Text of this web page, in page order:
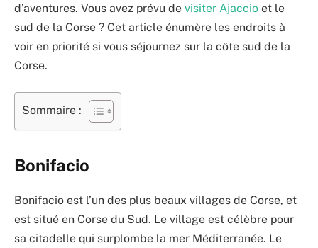
d’aventures. Vous avez prévu de visiter Ajaccio et le
sud de la Corse ? Cet article énumère les endroits à
voir en priorité si vous séjournez sur la côte sud de la
Corse.
Sommaire :
Bonifacio
Bonifacio est l’un des plus beaux villages de Corse, et
est situé en Corse du Sud. Le village est célèbre pour
sa citadelle qui surplombe la mer Méditerranée. Le